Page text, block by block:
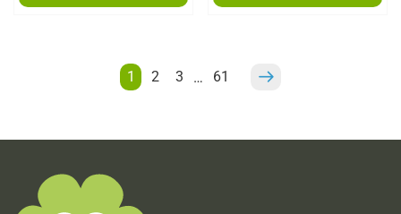
1 2 3 … 61